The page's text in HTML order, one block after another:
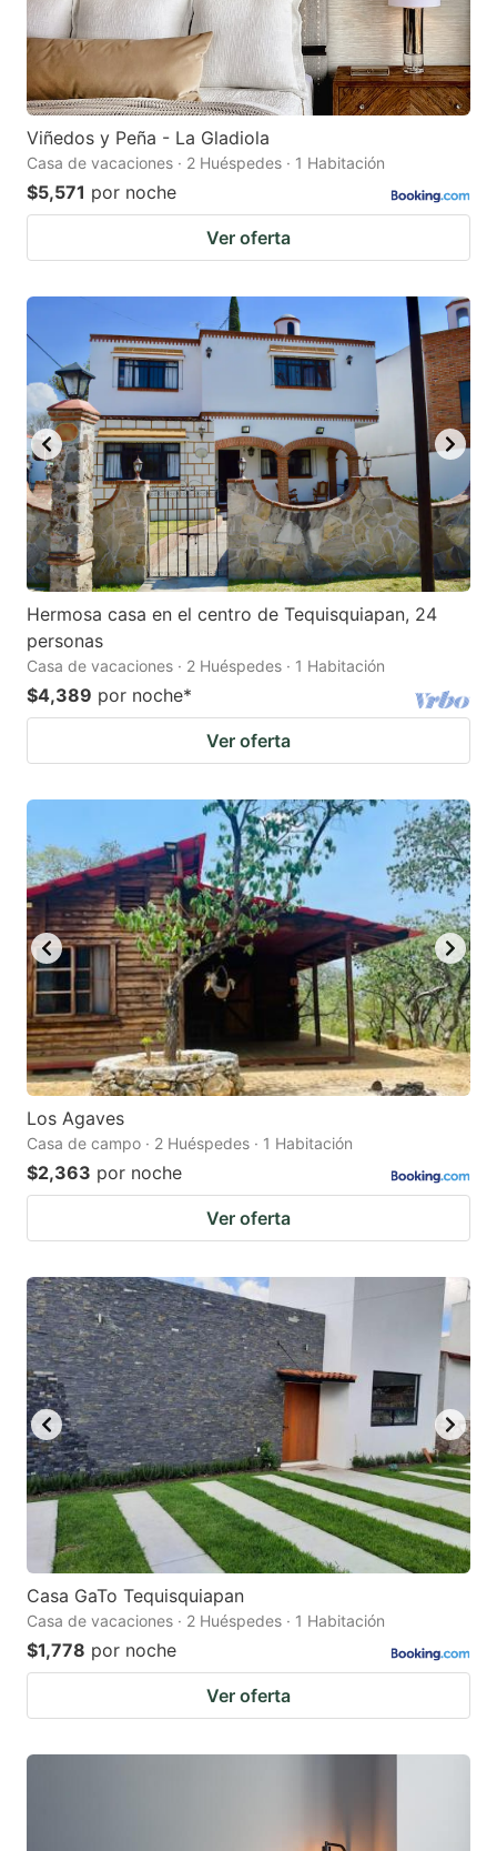
Viñedos y Peña - La Gladiola
Casa de vacaciones · 2 Huéspedes · 1 Habitación
$5,571 por noche
Ver oferta
Hermosa casa en el centro de Tequisquiapan, 24
personas
Casa de vacaciones · 2 Huéspedes · 1 Habitación
$4,389 por noche*
Ver oferta
Los Agaves
Casa de campo · 2 Huéspedes · 1 Habitación
$2,363 por noche
Ver oferta
Casa GaTo Tequisquiapan
Casa de vacaciones · 2 Huéspedes · 1 Habitación
$1,778 por noche
Ver oferta